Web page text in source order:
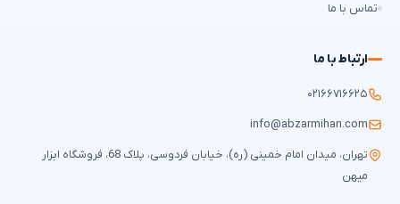
تماس با ما
ارتباط با ما
۰۲۱۶۶۷۱۶۶۲۵
info@abzarmihan.com
تهران، میدان امام خمینی (ره)، خیابان فردوسی، پلاک 68، فروشگاه ابزار
میهن